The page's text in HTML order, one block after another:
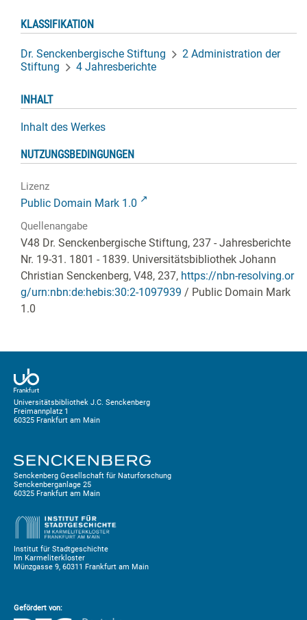
KLASSIFIKATION
Dr. Senckenbergische Stiftung
2 Administration der
Stiftung
4 Jahresberichte
INHALT
Inhalt des Werkes
NUTZUNGSBEDINGUNGEN
Lizenz
Public Domain Mark 1.0
Quellenangabe
V48 Dr. Senckenbergische Stiftung, 237 - Jahresberichte
Nr. 19-31. 1801 - 1839. Universitätsbibliothek Johann
Christian Senckenberg, V48, 237, https://nbn-resolving.or
g/urn:nbn:de:hebis:30:2-1097939 / Public Domain Mark
1.0
Universitätsbibliothek J.C. Senckenberg
Freimannplatz 1
60325 Frankfurt am Main
Senckenberg Gesellschaft für Naturforschung
Senckenberganlage 25
60325 Frankfurt am Main
Institut für Stadtgeschichte
Im Karmeliterkloster
Münzgasse 9, 60311 Frankfurt am Main
Gefördert von: